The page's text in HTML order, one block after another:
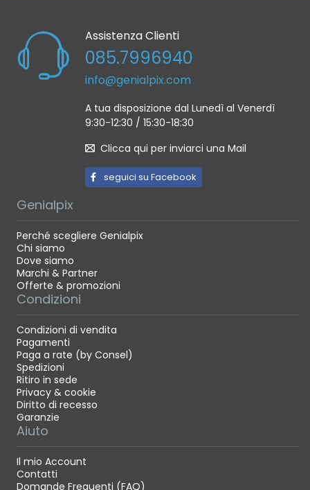
Assistenza Clienti
085.7996940
info@genialpix.com
A tua disposizione dal Lunedì al Venerdì
9:30-12:30 / 15:30-18:30
Clicca qui per inviarci una Mail
seguici su Facebook
Genialpix
Perché scegliere Genialpix
Chi siamo
Dove siamo
Marchi & Partner
Offerte & promozioni
Condizioni
Condizioni di vendita
Pagamenti
Paga a rate (by Consel)
Spedizioni
Ritiro in sede
Privacy & cookie
Diritto di recesso
Garanzie
Aiuto
Il mio Account
Contatti
Domande Frequenti (FAQ)